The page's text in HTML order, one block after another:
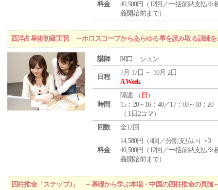
料金
40,500円（12回／一括前納支払※
義開始前まで）
西洋占星術初級実習 ～ホロスコープからあらゆる事を読み取る訓練を
講師 関口 シュン
日程
7月 17日 ～ 10月 2日
A Week
時間
隔週 （ 日 ）
15：20～16：40／17：00～18：20
（ 1日2コマ）
回数
全12回
料金
14,580円（4回／分割支払い）×3
40,500円（12回／一括前納支払※
義開始前まで）
四柱推命「ステップ3」 ～基礎から学ぶ本場・中国の四柱推命の真髄